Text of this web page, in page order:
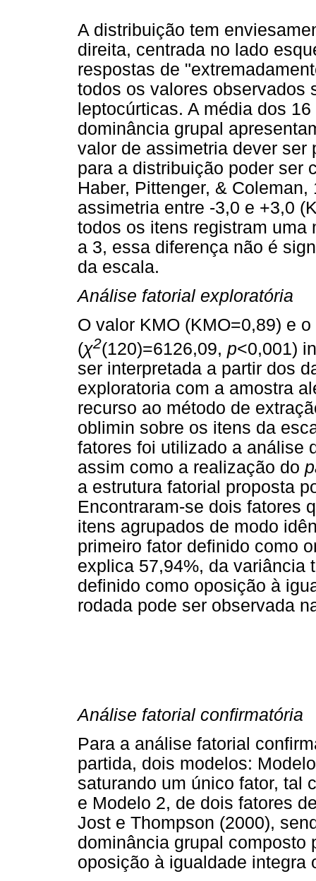
A distribuição tem
direita, centrada no lado
respostas de
todos os valores observados
leptocúrticas. A média dos
dominância grupal
valor de assimetria dever ser
para a distribuição poder ser
Haber, Pittenger, &
assimetria entre -3,0 e +3,0
todos os itens registram uma
a 3, essa diferença não é
da escala.
Análise fatorial exploratória
O valor KMO (KMO=0,89) e
(χ2(120)=6126,09, p<0,001)
ser interpretada a partir dos
exploratoria com a amostra
recurso ao método de
oblimin sobre os itens da
fatores foi utilizado a análise
assim como a realização do
a estrutura fatorial proposta
Encontraram-se dois fatores
itens agrupados de modo
primeiro fator definido como
explica 57,94%, da variância
definido como oposição à
rodada pode ser observada
Análise fatorial confirmatória
Para a análise fatorial
partida, dois modelos:
saturando um único fator, tal
e Modelo 2, de dois fatores
Jost e Thompson (2000),
dominância grupal composto
oposição à igualdade integra